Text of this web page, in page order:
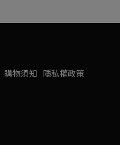
購物須知 隱私權政策